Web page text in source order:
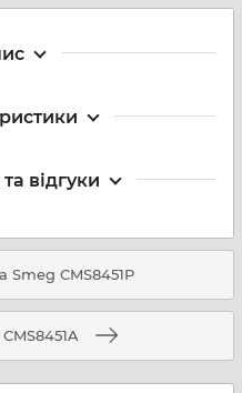
відгуки
CMS8451P